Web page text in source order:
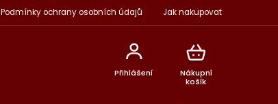
Podmínky ochrany osobních údajů Jak nakupovat
Nákupní
košík
Přihlášení